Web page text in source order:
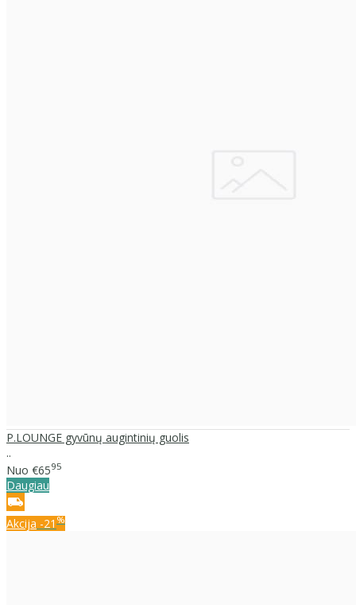
P.LOUNGE gyvūnų augintinių guolis
..
Nuo €6595
Daugiau
Akcija -21 %